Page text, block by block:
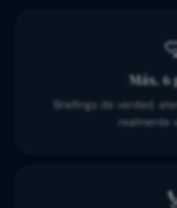
Máx. 6
Briefings de verdad,
realmente